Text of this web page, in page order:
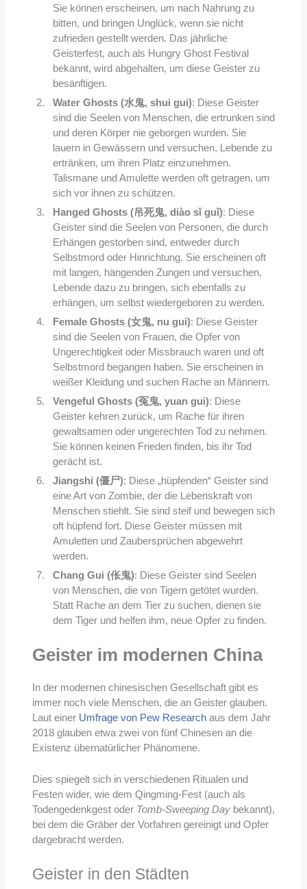
Sie können erscheinen, um nach Nahrung zu
bitten, und bringen Unglück, wenn sie nicht
zufrieden gestellt werden. Das jährliche
Geisterfest, auch als Hungry Ghost Festival
bekannt, wird abgehalten, um diese Geister zu
besänftigen.
Water Ghosts (水鬼, shui gui): Diese Geister
sind die Seelen von Menschen, die ertrunken sind
und deren Körper nie geborgen wurden. Sie
lauern in Gewässern und versuchen, Lebende zu
ertränken, um ihren Platz einzunehmen.
Talismane und Amulette werden oft getragen, um
sich vor ihnen zu schützen.
Hanged Ghosts (吊死鬼, diào sǐ guǐ): Diese
Geister sind die Seelen von Personen, die durch
Erhängen gestorben sind, entweder durch
Selbstmord oder Hinrichtung. Sie erscheinen oft
mit langen, hängenden Zungen und versuchen,
Lebende dazu zu bringen, sich ebenfalls zu
erhängen, um selbst wiedergeboren zu werden.
Female Ghosts (女鬼, nu gui): Diese Geister
sind die Seelen von Frauen, die Opfer von
Ungerechtigkeit oder Missbrauch waren und oft
Selbstmord begangen haben. Sie erscheinen in
weißer Kleidung und suchen Rache an Männern.
Vengeful Ghosts (冤鬼, yuan gui): Diese
Geister kehren zurück, um Rache für ihren
gewaltsamen oder ungerechten Tod zu nehmen.
Sie können keinen Frieden finden, bis ihr Tod
gerächt ist.
Jiangshi (僵尸): Diese „hüpfenden“ Geister sind
eine Art von Zombie, der die Lebenskraft von
Menschen stiehlt. Sie sind steif und bewegen sich
oft hüpfend fort. Diese Geister müssen mit
Amuletten und Zaubersprüchen abgewehrt
werden.
Chang Gui (伥鬼): Diese Geister sind Seelen
von Menschen, die von Tigern getötet wurden.
Statt Rache an dem Tier zu suchen, dienen sie
dem Tiger und helfen ihm, neue Opfer zu finden.
Geister im modernen China
In der modernen chinesischen Gesellschaft gibt es
immer noch viele Menschen, die an Geister glauben.
Laut einer Umfrage von Pew Researchaus dem Jahr
2018 glauben etwa zwei von fünf Chinesen an die
Existenz übernatürlicher Phänomene.
Dies spiegelt sich in verschiedenen Ritualen und
Festen wider, wie dem Qingming-Fest (auch als
Todengedenkgest oder Tomb-Sweeping Daybekannt),
bei dem die Gräber der Vorfahren gereinigt und Opfer
dargebracht werden.
Geister in den Städten